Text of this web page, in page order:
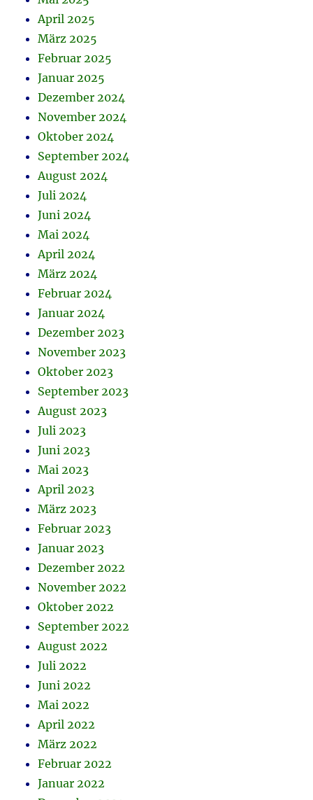
April 2025
März 2025
Februar 2025
Januar 2025
Dezember 2024
November 2024
Oktober 2024
September 2024
August 2024
Juli 2024
Juni 2024
Mai 2024
April 2024
März 2024
Februar 2024
Januar 2024
Dezember 2023
November 2023
Oktober 2023
September 2023
August 2023
Juli 2023
Juni 2023
Mai 2023
April 2023
März 2023
Februar 2023
Januar 2023
Dezember 2022
November 2022
Oktober 2022
September 2022
August 2022
Juli 2022
Juni 2022
Mai 2022
April 2022
März 2022
Februar 2022
Januar 2022